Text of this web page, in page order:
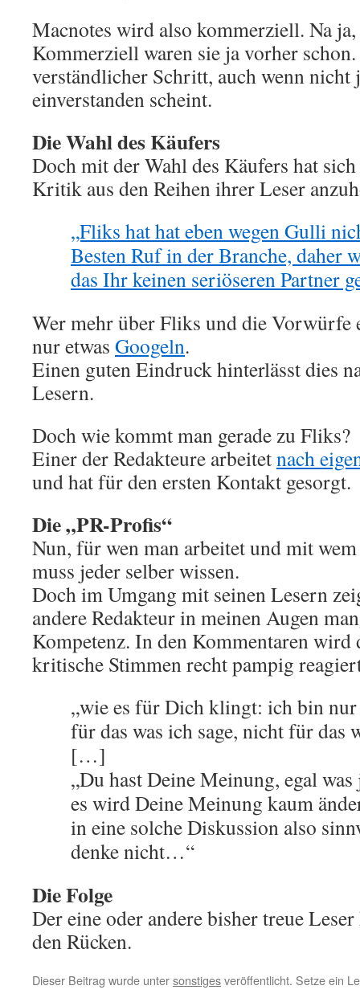
Macnotes wird also kommerziell. Na
Kommerziell waren sie ja vorher
verständlicher Schritt, auch wenn nicht
einverstanden scheint.
Die Wahl des Käufers
Doch mit der Wahl des Käufers hat
Kritik aus den Reihen ihrer Leser
„Fliks hat hat eben wegen Gulli
Besten Ruf in der Branche, daher
das Ihr keinen seriöseren Partner
Wer mehr über Fliks und die Vorwürfe
nur etwas Googeln.
Einen guten Eindruck hinterlässt dies
Lesern.
Doch wie kommt man gerade zu Fliks?
Einer der Redakteure arbeitetnach
und hat für den ersten Kontakt gesorgt.
Die „PR-Profis“
Nun, für wen man arbeitet und mit
muss jeder selber wissen.
Doch im Umgang mit seinen Lesern
andere Redakteur in meinen Augen
Kompetenz. In den Kommentaren wird
kritische Stimmen recht pampig
„wie es für Dich klingt: ich bin
für das was ich sage, nicht für das
[…]
„Du hast Deine Meinung, egal
es wird Deine Meinung kaum
in eine solche Diskussion also
denke nicht…“
Die Folge
Der eine oder andere bisher treue
den Rücken.
Dieser Beitrag wurde untersonstigesveröffentlicht. Setze ein